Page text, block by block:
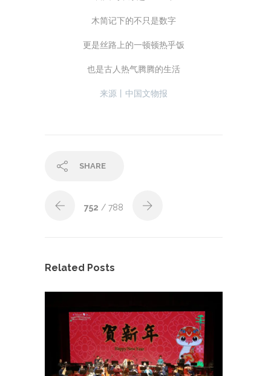
木简记下的不只是数字
更是丝路上的一顿顿热乎饭
也是古人热气腾腾的生活
来源丨中国文物报
SHARE
752 / 788
Related Posts